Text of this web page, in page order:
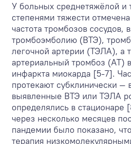
У больных среднетяжёлой и
степенями тяжести
частота тромбозов сосудов,
тромбоэмболию (ВТЭ),
легочной артерии (ТЭЛА), а
артериальный тромбоз (АТ)
инфаркта миокарда [5-7].
протекают субклинически —
выявленные ВТЭ или ТЭЛА
определялись в
через несколько месяцев
пандемии было показано,
терапия